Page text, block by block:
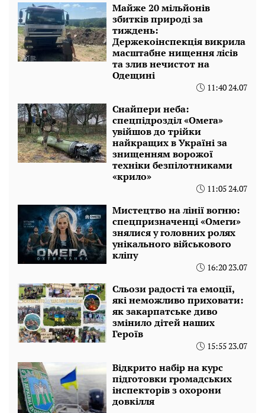
Майже 20 мільйонів
збитків природі за
тиждень:
Держекоінспекція викрила
масштабне нищення лісів
та злив нечистот на
Одещині
11:40 24.07
Снайпери неба:
спецпідрозділ «Омега»
увійшов до трійки
найкращих в Україні за
знищенням ворожої
техніки безпілотниками
«крило»
11:05 24.07
Мистецтво на лінії вогню:
спецпризначенці «Омеги»
знялися у головних ролях
унікального військового
кліпу
16:20 23.07
Сльози радості та емоції,
які неможливо приховати:
як закарпатське диво
змінило дітей наших
Героїв
15:55 23.07
Відкрито набір на курс
підготовки громадських
інспекторів з охорони
довкілля